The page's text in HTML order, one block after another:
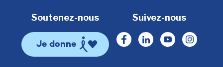
Soutenez-nous
Je donne
Suivez-nous
Facebook
LinkedinYoutube